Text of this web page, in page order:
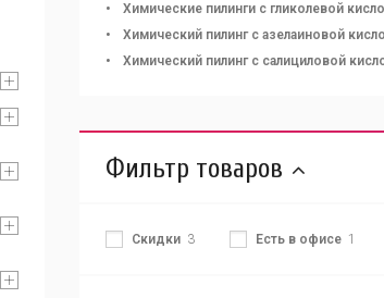
Химические пилинги с гликолевой
Химический пилинг с азелаиновой
Химический пилинг с салициловой
Фильтр товаров
Скидки 3 Есть в офисе 1